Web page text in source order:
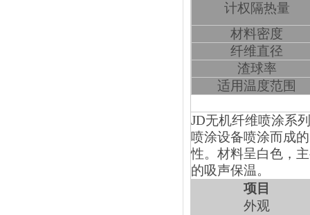
计权隔热量
材料密度
纤维直径
渣球率
适用温度范围
JD无机纤维喷涂系
喷涂设备喷涂而成
性。材料呈白色，
的吸声保温。
项目
外观